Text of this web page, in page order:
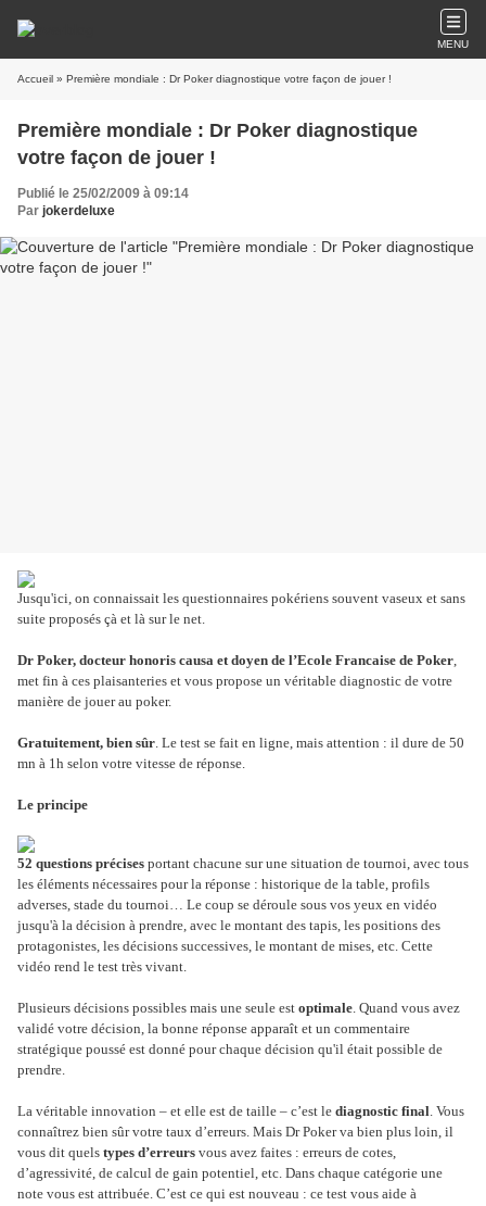
MENU
Accueil » Première mondiale : Dr Poker diagnostique votre façon de jouer !
Première mondiale : Dr Poker diagnostique
votre façon de jouer !
Publié le 25/02/2009 à 09:14
Par jokerdeluxe
Jusqu'ici, on connaissait les questionnaires pokériens souvent vaseux et sans
suite proposés çà et là sur le net.
Dr Poker, docteur honoris causa et doyen de l’Ecole Francaise de Poker,
met fin à ces plaisanteries et vous propose un véritable diagnostic de votre
manière de jouer au poker.
Gratuitement, bien sûr. Le test se fait en ligne, mais attention : il dure de 50
mn à 1h selon votre vitesse de réponse.
Le principe
52 questions précises portant chacune sur une situation de tournoi, avec tous
les éléments nécessaires pour la réponse : historique de la table, profils
adverses, stade du tournoi… Le coup se déroule sous vos yeux en vidéo
jusqu'à la décision à prendre, avec le montant des tapis, les positions des
protagonistes, les décisions successives, le montant de mises, etc. Cette
vidéo rend le test très vivant.
Plusieurs décisions possibles mais une seule est optimale. Quand vous avez
validé votre décision, la bonne réponse apparaît et un commentaire
stratégique poussé est donné pour chaque décision qu'il était possible de
prendre.
La véritable innovation – et elle est de taille – c’est le diagnostic final. Vous
connaîtrez bien sûr votre taux d’erreurs. Mais Dr Poker va bien plus loin, il
vous dit quels types d’erreurs vous avez faites : erreurs de cotes,
d’agressivité, de calcul de gain potentiel, etc. Dans chaque catégorie une
note vous est attribuée. C’est ce qui est nouveau : ce test vous aide à